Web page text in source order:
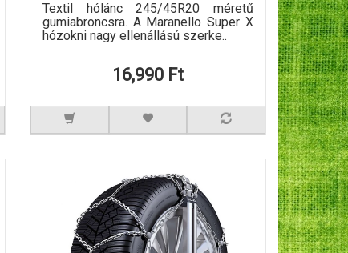
Textil hólánc 245/45R20 méretű
gumiabroncsra. A Maranello Super X
hózokni nagy ellenállású szerke..
16,990 Ft